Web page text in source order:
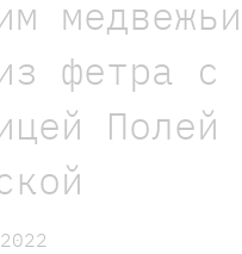
медвежьи
фетра с
Полей